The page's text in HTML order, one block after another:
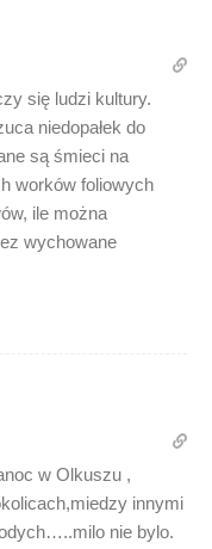
się ludzi kultury.
niedopałek do
są śmieci na
worków foliowych
ile można
wychowane
w Olkuszu ,
innymi
nie bylo.